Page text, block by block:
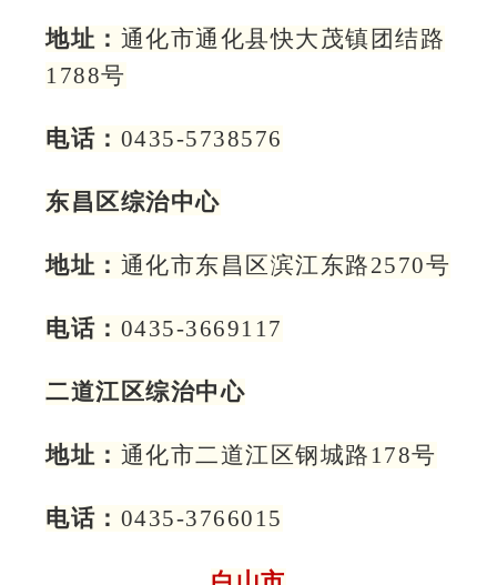
地址： 通化市通化县快大茂镇团结路
1788号
电话： 0435-5738576
东昌区综治中心
地址： 通化市东昌区滨江东路2570号
电话： 0435-3669117
二道江区综治中心
地址： 通化市二道江区钢城路178号
电话： 0435-3766015